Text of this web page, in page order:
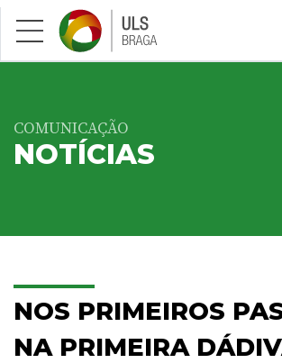
Saltar para conteúdo principal
COMUNICAÇÃO
NOTÍCIAS
NOS PRIMEIROS
NA PRIMEIRA